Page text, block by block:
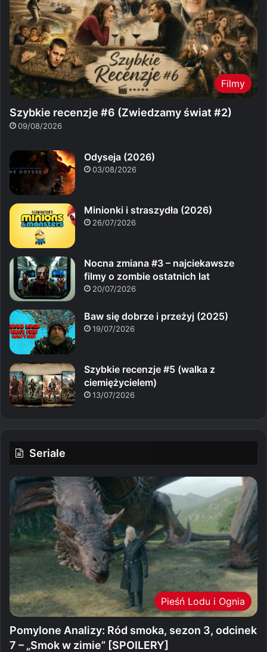
Filmy
Szybkie recenzje #6 (Zwiedzamy świat #2)
09/08/2026
Odyseja (2026)
03/08/2026
Minionki i straszydła (2026)
26/07/2026
Nocna zmiana #3 – najciekawsze
filmy o zombie ostatnich lat
20/07/2026
Baw się dobrze i przeżyj (2025)
19/07/2026
Szybkie recenzje #5 (walka z
ciemiężycielem)
13/07/2026
Seriale
Pieśń Lodu i Ognia
Pomylone Analizy: Ród smoka, sezon 3, odcinek
7 – „Smok w zimie” [SPOILERY]